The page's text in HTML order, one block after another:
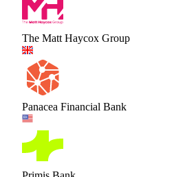
The Matt Haycox Group
Panacea Financial Bank